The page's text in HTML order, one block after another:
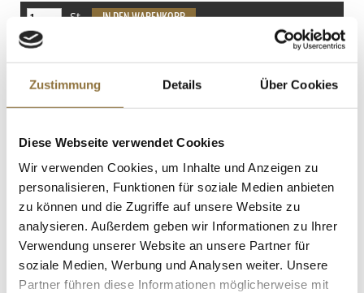
Zustimmung Details Über Cookies
Diese Webseite verwendet Cookies
Wir verwenden Cookies, um Inhalte und Anzeigen zu
personalisieren, Funktionen für soziale Medien anbieten
zu können und die Zugriffe auf unsere Website zu
analysieren. Außerdem geben wir Informationen zu Ihrer
Verwendung unserer Website an unsere Partner für
soziale Medien, Werbung und Analysen weiter. Unsere
Partner führen diese Informationen möglicherweise mit
3.5 g
Salz
0.27 g
Spuren
Schalenfrüchte
Spuren
Lupine
Spuren
Enthalten
(Knollen-)Sellerie
Spuren
Senf
Spuren
Sesamsamen
Spuren
St.
LEBENSMITTELKENNZEICHNUNGEN
Entenbrust, geräuchert, einzelne
Brüste, vakuumiert, TK, ca.350 g
Art.Nr.:62011
€ 23,08
€ 65,95 / kg
St.